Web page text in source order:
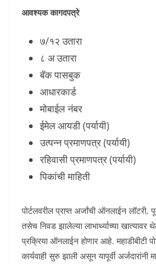
आवश्यक कागदपत्रे
७/१२ उतारा
८ अ उतारा
बॅक पासबुक
आधारकार्ड
मोबाईल नंबर
ईमेल आयडी (पर्यायी)
उत्पन्न प्रमाणपत्र (पर्यायी)
रहिवासी प्रमाणपत्र(पर्यायी)
पिकांची माहिती​
पोर्टलवरील प्राप्त अर्जांची ऑनलाईन लॉटरी,
तसेच निवड झालेल्या लाभार्थ्याच्या
प्रक्रिया ऑनलाईन होणार आहे. महाडीबीटी
कार्यवाही सुरु झाली असून यापूर्वी अर्जदारांनी